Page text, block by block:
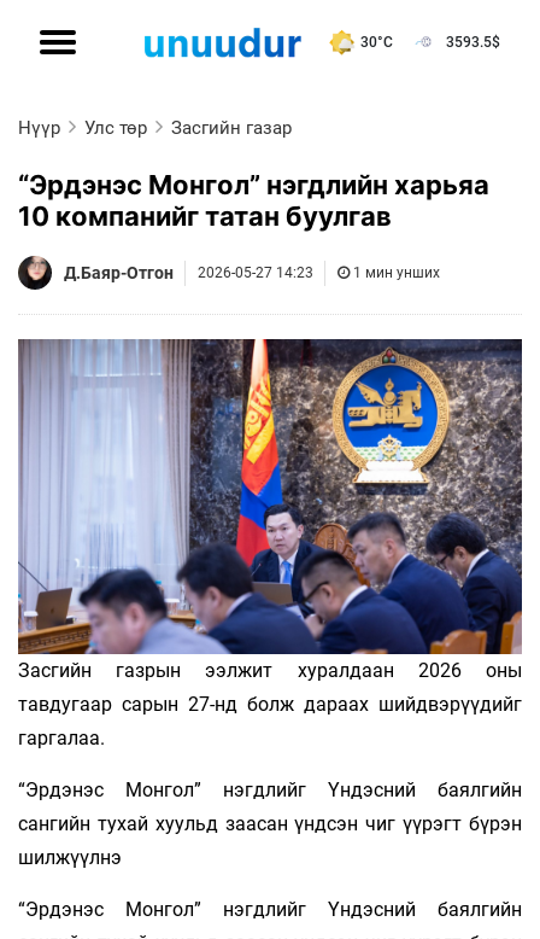
30°C 3593.5$
Нүүр Улс төр Засгийн газар
“Эрдэнэс Монгол” нэгдлийн харьяа
10 компанийг татан буулгав
Д.Баяр-Отгон 2026-05-27 14:23 1 мин унших
Засгийн газрын ээлжит хуралдаан 2026 оны
тавдугаар сарын 27-нд болж дараах шийдвэрүүдийг
гаргалаа.
“Эрдэнэс Монгол” нэгдлийг Үндэсний баялгийн
сангийн тухай хуульд заасан үндсэн чиг үүрэгт бүрэн
шилжүүлнэ
“Эрдэнэс Монгол” нэгдлийг Үндэсний баялгийн